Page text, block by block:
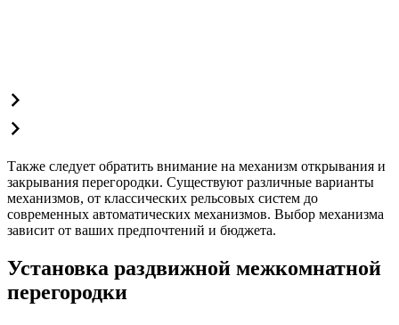
Также следует обратить внимание на механизм открывания и
закрывания перегородки. Существуют различные варианты
механизмов, от классических рельсовых систем до
современных автоматических механизмов. Выбор механизма
зависит от ваших предпочтений и бюджета.
Установка раздвижной межкомнатной
перегородки